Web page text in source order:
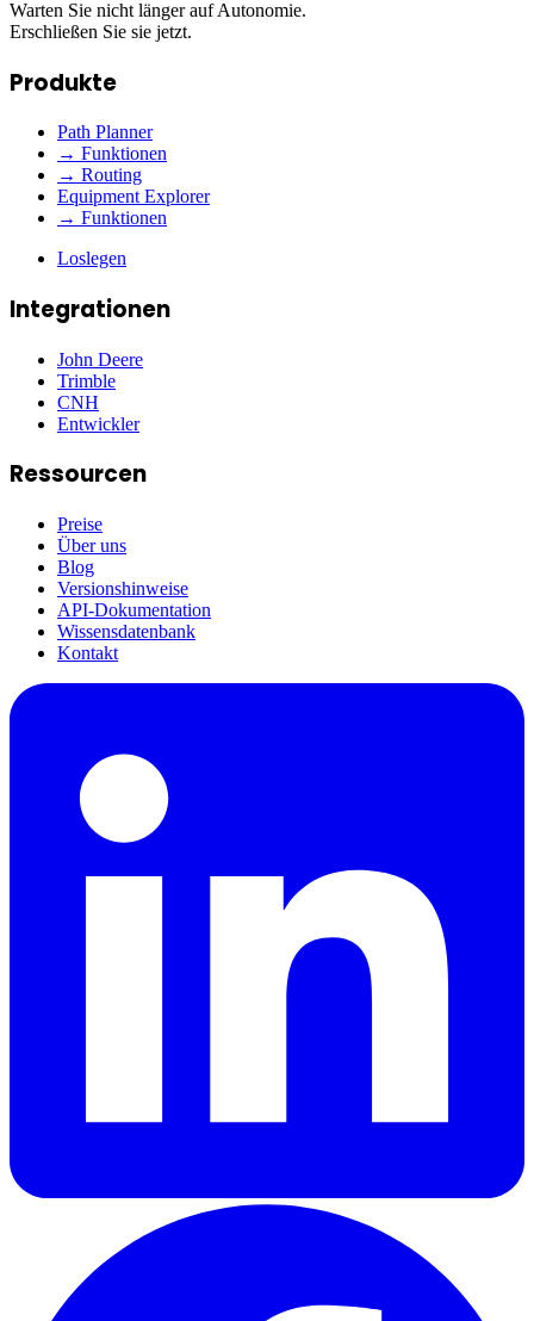
Warten Sie nicht länger auf Autonomie.
Erschließen Sie sie jetzt.
Produkte
Path Planner
→ Funktionen
→ Routing
Equipment Explorer
→ Funktionen
Loslegen
Integrationen
John Deere
Trimble
CNH
Entwickler
Ressourcen
Preise
Über uns
Blog
Versionshinweise
API-Dokumentation
Wissensdatenbank
Kontakt